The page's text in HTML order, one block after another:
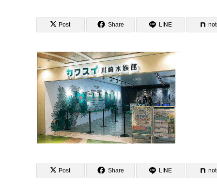
Post Share LINE
Post Share LINE